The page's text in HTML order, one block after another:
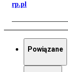
rp.pl
Powiązane